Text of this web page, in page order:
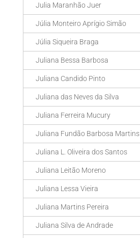
Julia Maranhão Juer
Júlia Monteiro Aprígio Simão
Júlia Siqueira Braga
Juliana Bessa Barbosa
Juliana Candido Pinto
Juliana das Neves da Silva
Juliana Ferreira Mucury
Juliana Fundão Barbosa Martins
Juliana L. Oliveira dos Santos
Juliana Leitão Moreno
Juliana Lessa Vieira
Juliana Martins Pereira
Juliana Silva de Andrade